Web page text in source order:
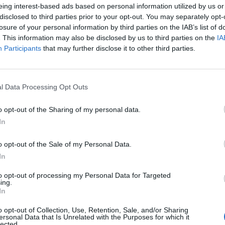
interest-based ads based on personal information utilized by us
to third parties prior to your opt-out. You may separately
of your personal information by third parties on the IAB’s list of
This information may also be disclosed by us to third parties on the
Participants that may further disclose it to other third parties.
Data Processing Opt Outs
opt-out of the Sharing of my personal data.
opt-out of the Sale of my Personal Data.
opt-out of processing my Personal Data for Targeted
opt-out of Collection, Use, Retention, Sale, and/or Sharing
Data that Is Unrelated with the Purposes for which it
del Monte Celeste è ancora difficile
A Subiaco è arrivato un potente
dell'esercito che dovrebbe aiutare a
le strade più grandi. A cominciare dalla
Sublacense, ricoperta da neve
e si fatica a venirne a capo nonostante
Troja - mentre nel centro del
tamponato tutte le emergenze dopo 4
a contattarmi solo attraverso i
I militari sono intervenuti anche in una
tutta la notte senza energia elettrica a
rottura del generatore di corrente, e a
Famiglie di sfollati a Subiaco,